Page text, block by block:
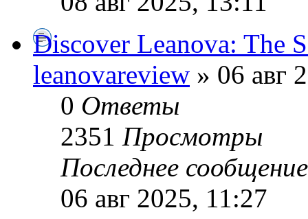
Discover Leanova: The
leanovareview » 06 авг
0 Ответы
2351 Просмотры
Последнее
06 авг 2025, 11:27